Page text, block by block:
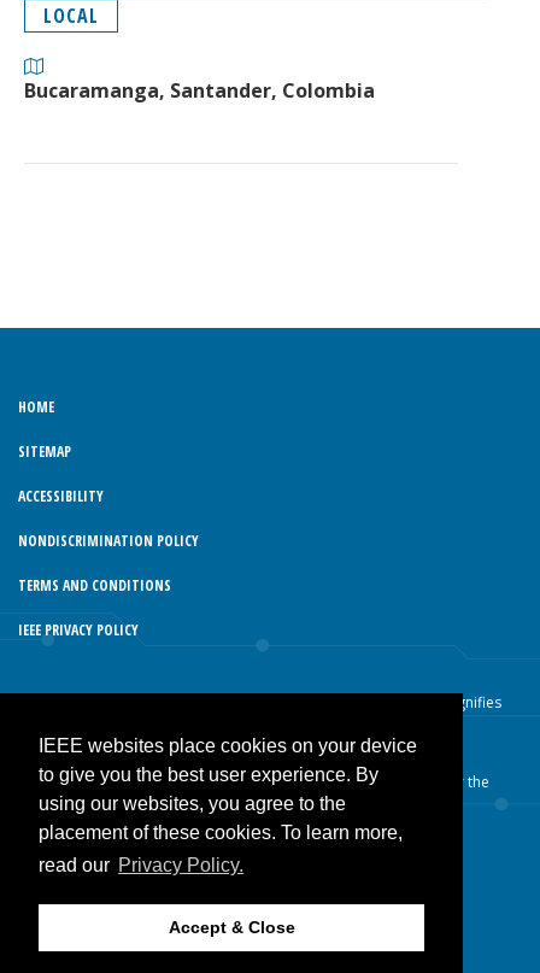
IEEE websites place cookies on your device
to give you the best user experience. By
using our websites, you agree to the
placement of these cookies. To learn more,
read our Privacy Policy.
Accept & Close
LOCAL
Bucaramanga, Santander, Colombia
HOME
SITEMAP
ACCESSIBILITY
NONDISCRIMINATION POLICY
TERMS AND CONDITIONS
IEEE PRIVACY POLICY
© Copyright 2026 IEEE – All rights reserved. Use of this website signifies
A not-for-profit organization, IEEE is the world’s largest technical
professional organization dedicated to advancing technology for the
benefit of humanity.
JOIN IEEE